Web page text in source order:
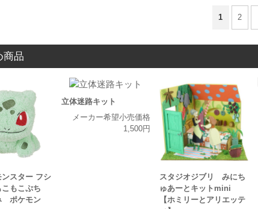
1 2
商品
スター フシ
もこぷち
ポケモン
立体迷路キット
メーカー希望小売価格
1,500円
スタジオジブリ みにち
ゅあーとキットmini
【ホミリーとアリエッテ